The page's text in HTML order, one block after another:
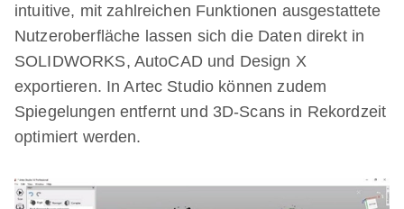
intuitive, mit zahlreichen Funktionen ausgestattete
Nutzeroberfläche lassen sich die Daten direkt in
SOLIDWORKS, AutoCAD und Design X
exportieren. In Artec Studio können zudem
Spiegelungen entfernt und 3D-Scans in Rekordzeit
optimiert werden.